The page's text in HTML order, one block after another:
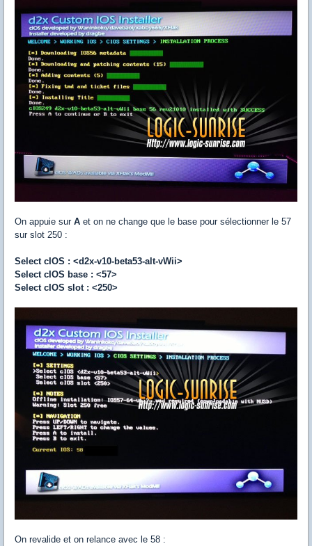
On appuie sur A et on ne change que le base pour sélectionner le 57
sur slot 250 :
Select cIOS : <d2x-v10-beta53-alt-vWii>
Select cIOS base : <57>
Select cIOS slot : <250>
On revalide et on relance avec le 58 :